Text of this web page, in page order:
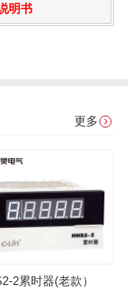
明书
更多
2累时器(老款）